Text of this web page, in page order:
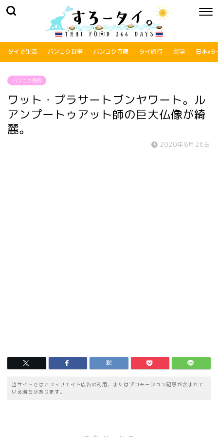
タイで生活 バンコク食事 バンコク寺院 タイ旅行 留学 日本xタ
バンコク寺院
ワット・プラサートブンヤワート。ル
アンプートゥアット師の巨大仏像が綺
麗。
2020年8月26日
当サイトではアフィリエイト広告の利用、またはプロモーション記事が含まれて
いる場合があります。